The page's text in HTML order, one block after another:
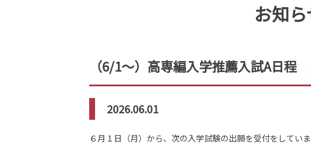
お知
（6/1～）高専編入学推薦入試A日程
2026.06.01
６月１日（月）から、次の入学試験の出願を受付をしていま